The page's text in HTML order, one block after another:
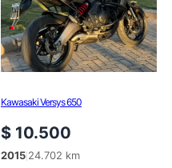
Kawasaki Versys 650
$ 10.500
2015 24.702 km